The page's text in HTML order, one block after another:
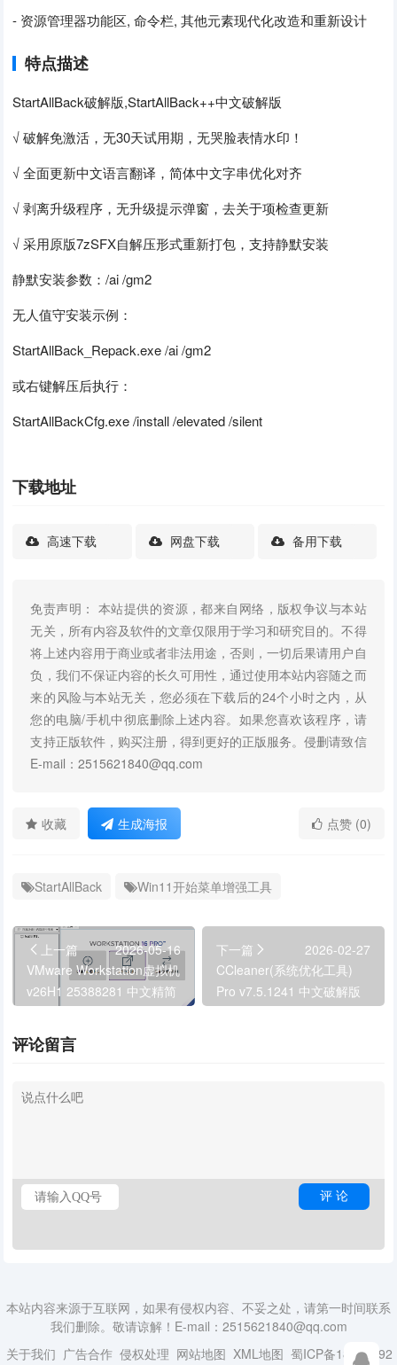
- 资源管理器功能区, 命令栏, 其他元素现代化改造和重新设计
特点描述
StartAllBack破解版,StartAllBack++中文破解版
√ 破解免激活，无30天试用期，无哭脸表情水印！
√ 全面更新中文语言翻译，简体中文字串优化对齐
√ 剥离升级程序，无升级提示弹窗，去关于项检查更新
√ 采用原版7zSFX自解压形式重新打包，支持静默安装
静默安装参数：/ai /gm2
无人值守安装示例：
StartAllBack_Repack.exe /ai /gm2
或右键解压后执行：
StartAllBackCfg.exe /install /elevated /silent
下载地址
高速下载 网盘下载 备用下载
免责声明： 本站提供的资源，都来自网络，版权争议与本站
无关，所有内容及软件的文章仅限用于学习和研究目的。不得
将上述内容用于商业或者非法用途，否则，一切后果请用户自
负，我们不保证内容的长久可用性，通过使用本站内容随之而
来的风险与本站无关，您必须在下载后的24个小时之内，从
您的电脑/手机中彻底删除上述内容。如果您喜欢该程序，请
支持正版软件，购买注册，得到更好的正版服务。侵删请致信
E-mail：2515621840@qq.com
收藏 生成海报 点赞 (0)
StartAllBack Win11开始菜单增强工具
上一篇
2026-05-16
VMware Workstation虚拟机
v26H1 25388281 中文精简
下一篇
2026-02-27
CCleaner(系统优化工具)
Pro v7.5.1241 中文破解版
评论留言
本站内容来源于互联网，如果有侵权内容、不妥之处，请第一时间联系
我们删除。敬请谅解！E-mail：2515621840@qq.com
关于我们 广告合作 侵权处理 网站地图 XML地图 蜀ICP备18014492